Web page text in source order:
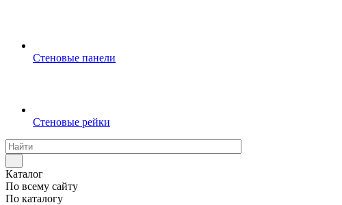
Стеновые панели
Стеновые рейки
Каталог
По всему сайту
По каталогу